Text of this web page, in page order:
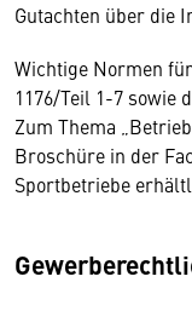
Gutachten über die
Wichtige Normen
1176/Teil 1-7 sowie
Zum Thema
Broschüre in der
Sportbetriebe